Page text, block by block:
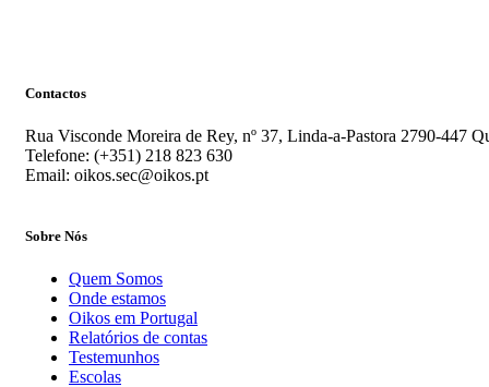
Contactos
Rua Visconde Moreira de Rey, nº 37, Linda-a-Pastora 2790-447
Telefone: (+351) 218 823 630
Email: oikos.sec@oikos.pt
Sobre Nós
Quem Somos
Onde estamos
Oikos em Portugal
Relatórios de contas
Testemunhos
Escolas